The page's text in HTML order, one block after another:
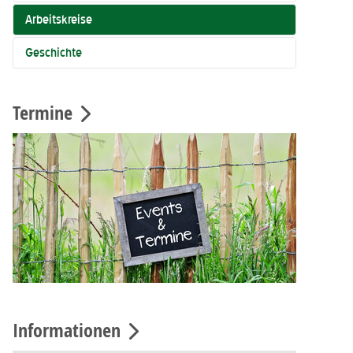
Arbeitskreise
Geschichte
Termine
Informationen